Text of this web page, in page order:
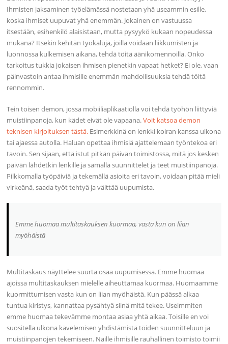
Ihmisten jaksaminen työelämässä nostetaan yhä useammin esille,
koska ihmiset uupuvat yhä enemmän. Jokainen on vastuussa
itsestään, esihenkilö alaisistaan, mutta pysyykö kukaan nopeudessa
mukana? Itsekin kehitän työkaluja, joilla voidaan liikkumisten ja
luonnossa kulkemisen aikana, tehdä töitä äänikomennoilla. Onko
tarkoitus tukkia jokaisen ihmisen pienetkin vapaat hetket? Ei ole, vaan
päinvastoin antaa ihmisille enemmän mahdollisuuksia tehdä töitä
rennommin.
Tein toisen demon, jossa mobiiliaplikaatiolla voi tehdä työhön liittyviä
muistiinpanoja, kun kädet eivät ole vapaana.Voit katsoa demon
teknisen kirjoituksen tästä. Esimerkkinä on lenkki koiran kanssa ulkona
tai ajaessa autolla. Haluan opettaa ihmisiä ajattelemaan työntekoa eri
tavoin. Sen sijaan, että istut pitkän päivän toimistossa, mitä jos kesken
päivän lähdetkin lenkille ja samalla suunnittelet ja teet muistiinpanoja.
Pilkkomalla työpäiviä ja tekemällä asioita eri tavoin, voidaan pitää mieli
virkeänä, saada työt tehtyä ja välttää uupumista.
Emme huomaa multitaskauksen kuormaa, vasta kun on liian
myöhäistä
Multitaskaus näyttelee suurta osaa uupumisessa. Emme huomaa
ajoissa multitaskauksen mielelle aiheuttamaa kuormaa. Huomaamme
kuormittumisen vasta kun on liian myöhäistä. Kun päässä alkaa
tuntua kiristys, kannattaa pysähtyä siinä mitä tekee. Useimmiten
emme huomaa tekevämme montaa asiaa yhtä aikaa. Toisille en voi
suositella ulkona kävelemisen yhdistämistä töiden suunnitteluun ja
muistiinpanojen tekemiseen. Näille ihmisille rauhallinen toimisto toimii